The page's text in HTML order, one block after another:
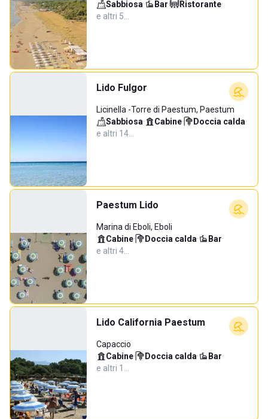
Sabbiosa· Bar· Ristorante·
e altri 5…
Lido Fulgor
Licinella -Torre di Paestum, Paestum
Sabbiosa· Cabine· Doccia calda·
e altri 14…
Paestum Lido
Marina di Eboli, Eboli
Cabine· Doccia calda· Bar·
e altri 4…
Lido California Paestum
Capaccio
Cabine· Doccia calda· Bar·
e altri 1…